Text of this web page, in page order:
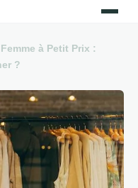
à Petit Prix :
?